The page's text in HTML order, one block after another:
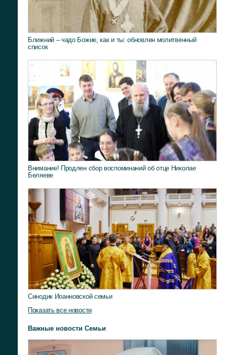
Ближний – чадо Божие, как и ты: обновлен молитвенный
список
Внимание! Продлен сбор воспоминаний об отце Николае
Беляеве
Синодик Иоанновской семьи
Показать все новости
Важные новости Семьи